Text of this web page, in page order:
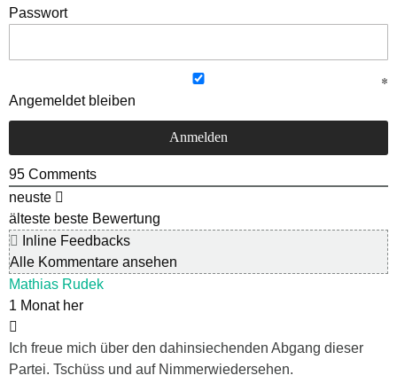
Passwort
Angemeldet bleiben
95 Comments
neuste
älteste beste Bewertung
Inline Feedbacks
Alle Kommentare ansehen
Mathias Rudek
1 Monat her
Ich freue mich über den dahinsiechenden Abgang dieser
Partei. Tschüss und auf Nimmerwiedersehen.